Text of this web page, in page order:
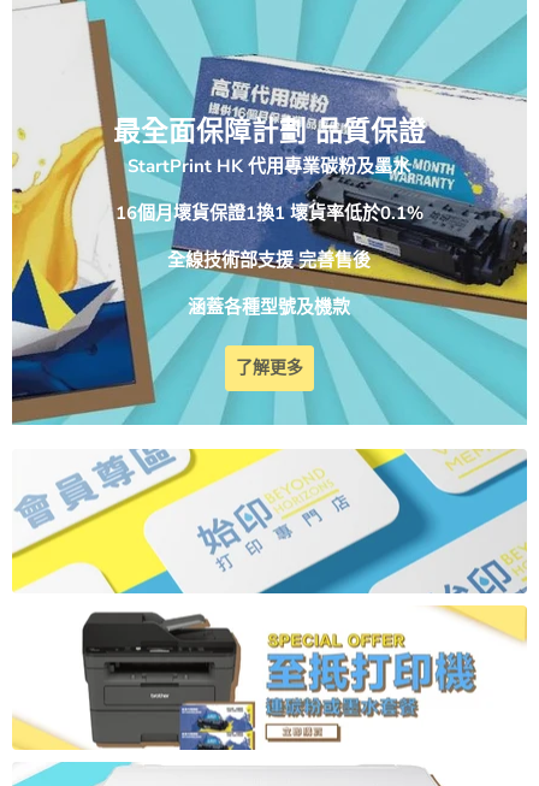
最全面保障計劃 品質保證
StartPrint HK 代用專業碳粉及墨水
16個月壞貨保證1換1 壞貨率低於0.1%
全線技術部支援 完善售後
涵蓋各種型號及機款
了解更多